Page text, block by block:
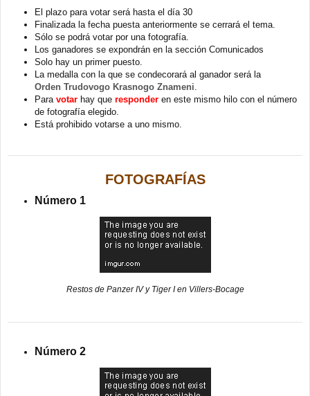
El plazo para votar será hasta el día 30
Finalizada la fecha puesta anteriormente se cerrará el tema.
Sólo se podrá votar por una fotografía.
Los ganadores se expondrán en la sección Comunicados
Solo hay un primer puesto.
La medalla con la que se condecorará al ganador será la
Orden Trudovogo Krasnogo Znameni
Para votar hay que responder en este mismo hilo con el número
de fotografía elegido.
Está prohibido votarse a uno mismo.
FOTOGRAFÍAS
Número 1
Restos de Panzer IV y Tiger I en Villers-Bocage
Número 2